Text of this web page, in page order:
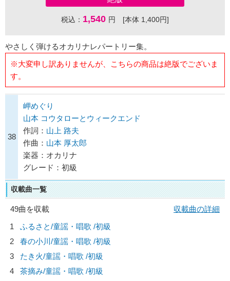
税込： 1,540 円 [本体 1,400円]
やさしく弾けるオカリナレパートリー集。
※大変申し訳ありませんが、こちらの商品は絶版でございま
す。
38
岬めぐり
山本 コウタローとウィークエンド
作詞： 山上 路夫
作曲： 山本 厚太郎
楽器：オカリナ
グレード：初級
収載曲一覧
49曲を収載
収載曲の詳細
1
ふるさと/童謡・唱歌 /初級
2
春の小川/童謡・唱歌 /初級
3
たき火/童謡・唱歌 /初級
4
茶摘み/童謡・唱歌 /初級